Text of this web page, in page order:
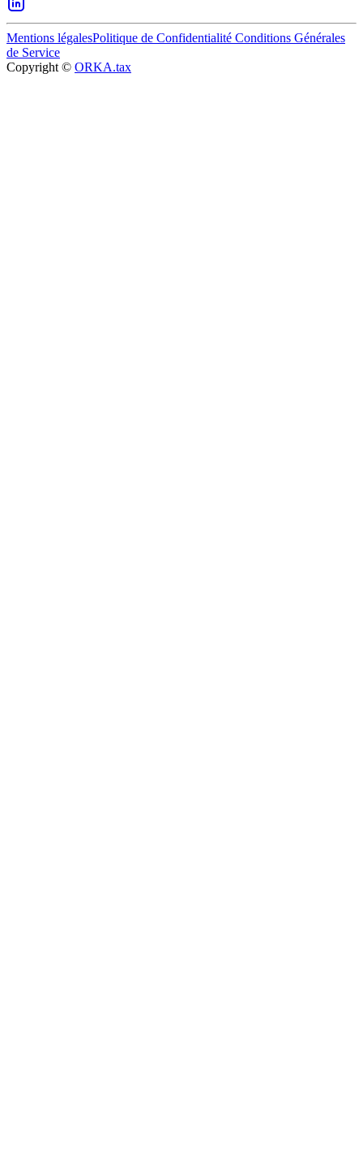
Mentions légalesPolitique de Confidentialité Conditions Générales
de Service
Copyright © ORKA.tax